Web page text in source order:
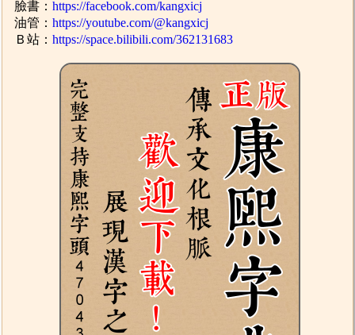
臉書：https://facebook.com/kangxicj
油管：https://youtube.com/@kangxicj
Ｂ站：https://space.bilibili.com/362131683